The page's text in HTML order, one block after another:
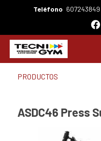
Teléfono 607243849
PRODUCTOS
ASDC46 Press